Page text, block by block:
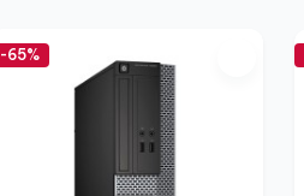
-65%